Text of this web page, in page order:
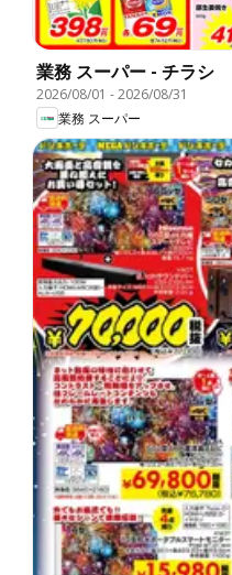
業務 スーパー - チラシ
2026/08/01 -2026/08/31
業務 スーパー